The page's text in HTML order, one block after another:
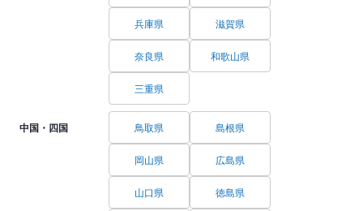
兵庫県 滋賀県
奈良県 和歌山県
三重県
中国・四国 鳥取県 島根県
岡山県 広島県
山口県 徳島県